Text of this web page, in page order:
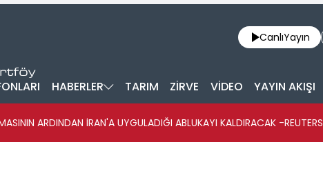
CanlıYayın
HABERLER TARIM ZİRVE VİDEO YAYIN AKIŞI
ARDINDAN İRAN'A UYGULADIĞI ABLUKAYI KALDIRACAK -REUTERS